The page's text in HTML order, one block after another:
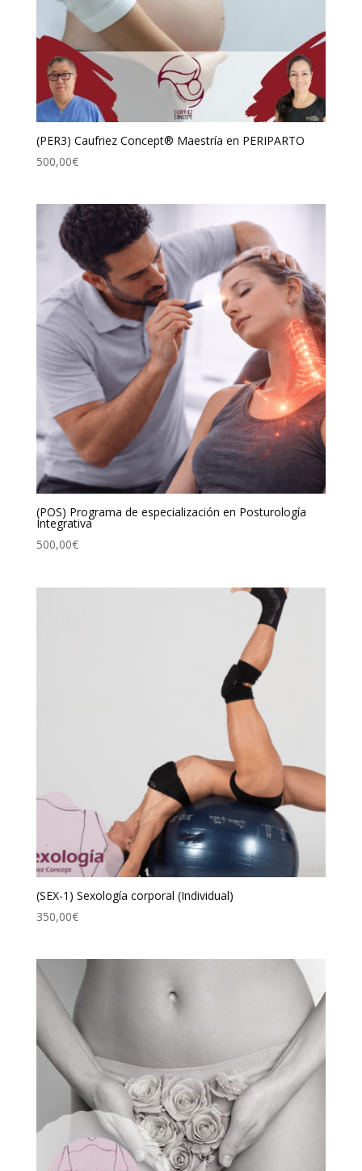
(PER3) Caufriez Concept® Maestría en PERIPARTO
500,00€
(POS) Programa de especialización en Posturología
Integrativa
500,00€
(SEX-1) Sexología corporal (Individual)
350,00€